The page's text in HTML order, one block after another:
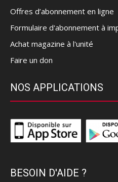
Offres d’abonnement en ligne
Formulaire d'abonnement à
Achat magazine à l'unité
Faire un don
NOS APPLICATIONS
BESOIN D'AIDE ?